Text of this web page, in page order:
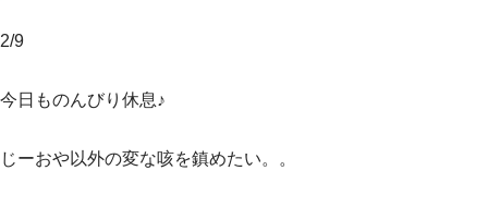
2/9
今日ものんびり休息♪
じーおや以外の変な咳を鎮めたい。。